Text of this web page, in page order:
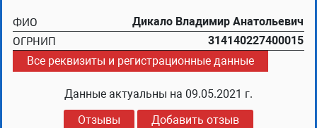
ФИО
Дикало Владимир Анатольевич
ОГРНИП
314140227400015
Все реквизиты и регистрационные данные
Данные актуальны на 09.05.2021 г.
Отзывы
Добавить отзыв